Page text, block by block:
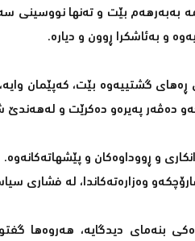
ئەستەمە بەبەرهەم بێت و تەنها
و بەئاشکرا ڕوون و دیارە.
گشتییەوە بێت، کەپێمان
دەڤەر پەیرەو دەکرێت و لەهەندێ
و ڕووداوەکان و پێشهاتەکانەوە.
وەزارەتەکاندا، لە فشاری
بنەمای دیدگایە، هەروەها